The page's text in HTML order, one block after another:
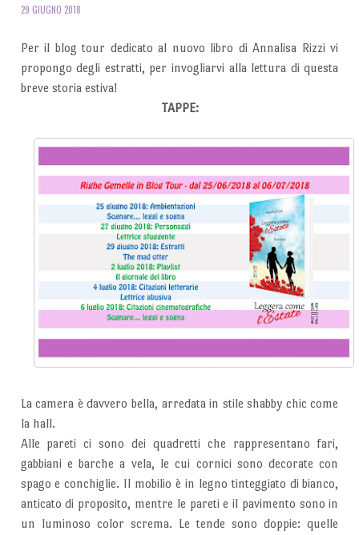
29 GIUGNO 2018
Per il blog tour dedicato al nuovo libro di Annalisa Rizzi vi
propongo degli estratti, per invogliarvi alla lettura di questa
breve storia estiva!
TAPPE:
La camera è davvero bella, arredata in stile shabby chic come
la hall.
Alle pareti ci sono dei quadretti che rappresentano fari,
gabbiani e barche a vela, le cui cornici sono decorate con
spago e conchiglie. Il mobilio è in legno tinteggiato di bianco,
anticato di proposito, mentre le pareti e il pavimento sono in
un luminoso color screma. Le tende sono doppie: quelle